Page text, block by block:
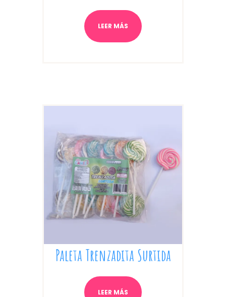
LEER MÁS
Paleta Trenzadita Surtida
LEER MÁS